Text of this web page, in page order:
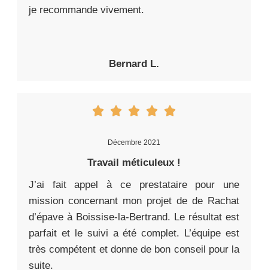
je recommande vivement.
Bernard L.
Décembre 2021
Travail méticuleux !
J’ai fait appel à ce prestataire pour une
mission concernant mon projet de de Rachat
d’épave à Boissise-la-Bertrand. Le résultat est
parfait et le suivi a été complet. L’équipe est
très compétent et donne de bon conseil pour la
suite.